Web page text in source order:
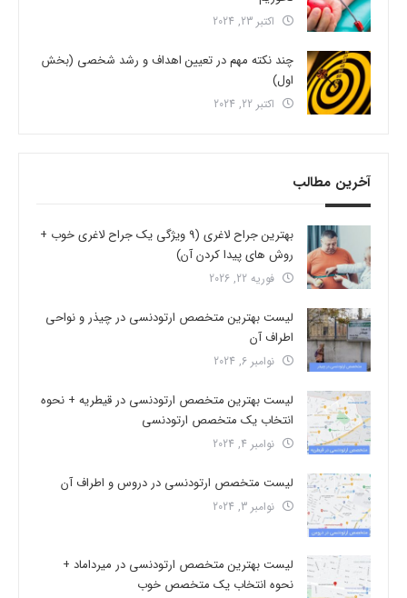
اکتبر 23, 2024
چند نکته مهم در تعیین اهداف و رشد شخصی (بخش
اول)
اکتبر 22, 2024
آخرین مطالب
بهترین جراح لاغری (9 ویژگی یک جراح لاغری خوب +
روش های پیدا کردن آن)
فوریه 22, 2026
لیست بهترین متخصص ارتودنسی در چیذر و نواحی
اطراف آن
نوامبر 6, 2024
لیست بهترین متخصص ارتودنسی در قیطریه + نحوه
انتخاب یک متخصص ارتودنسی
نوامبر 4, 2024
لیست متخصص ارتودنسی در دروس و اطراف آن
نوامبر 3, 2024
لیست بهترین متخصص ارتودنسی در میرداماد +
نحوه انتخاب یک متخصص خوب